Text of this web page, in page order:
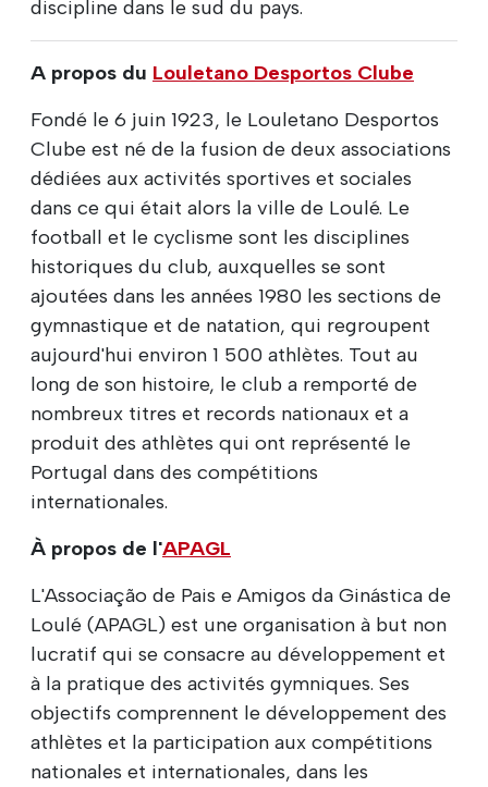
discipline dans le sud du pays.
A propos du Louletano Desportos Clube
Fondé le 6 juin 1923, le Louletano Desportos
Clube est né de la fusion de deux associations
dédiées aux activités sportives et sociales
dans ce qui était alors la ville de Loulé. Le
football et le cyclisme sont les disciplines
historiques du club, auxquelles se sont
ajoutées dans les années 1980 les sections de
gymnastique et de natation, qui regroupent
aujourd'hui environ 1 500 athlètes. Tout au
long de son histoire, le club a remporté de
nombreux titres et records nationaux et a
produit des athlètes qui ont représenté le
Portugal dans des compétitions
internationales.
À propos de l'APAGL
L'Associação de Pais e Amigos da Ginástica de
Loulé (APAGL) est une organisation à but non
lucratif qui se consacre au développement et
à la pratique des activités gymniques. Ses
objectifs comprennent le développement des
athlètes et la participation aux compétitions
nationales et internationales, dans les